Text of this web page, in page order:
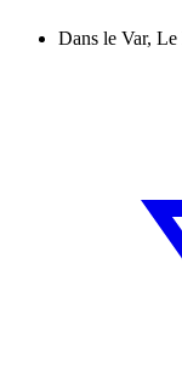
Dans le Var,